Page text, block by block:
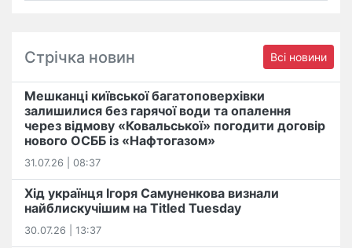
Стрічка новин Всі новини
Мешканці київської багатоповерхівки
залишилися без гарячої води та опалення
через відмову «Ковальської» погодити договір
нового ОСББ із «Нафтогазом»
31.07.26 | 08:37
Хід українця Ігоря Самуненкова визнали
найблискучішим на Titled Tuesday
30.07.26 | 13:37